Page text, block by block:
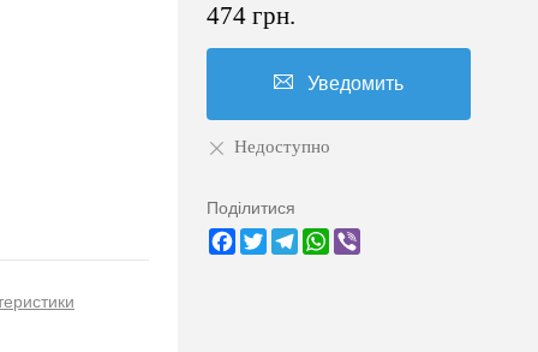
474 грн.
Уведомить
Недоступно
Поділитися
Facebook
TwitterTelegramWhatsApp